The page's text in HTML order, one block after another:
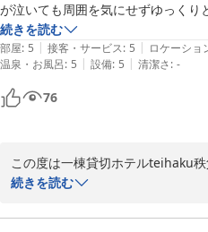
ＢＢＱ×露天風呂付き一棟貸切
古民家邸
2026-01-17
が泣いても周囲を気にせずゆっくり
土間と段差があるので、動き始めぐ
かもしれません。
お風呂は露天風呂で五右衛門風呂が
ながらのんびりできました。
朝は宿にある自家焙煎のコーヒーを
続きを読む
部屋: 5 | 接客・サービス: 5 | ロケーショ
温泉・お風呂: 5 | 設備: 5 | 清潔さ: -
76
この度は一棟貸切ホテルteihaku
りがとうございました。
だけたとのこと、大変安心いたし
続きを読む